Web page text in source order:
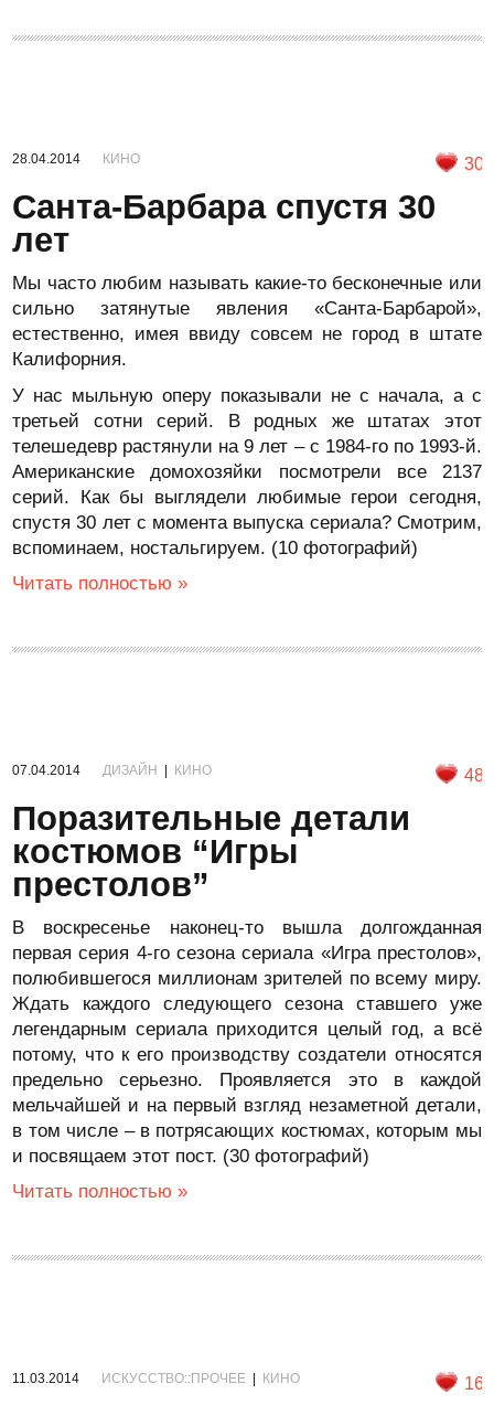
28.04.2014 КИНО 30
Санта-Барбара спустя 30
лет
Мы часто любим называть какие-то бесконечные или
сильно затянутые явления «Санта-Барбарой»,
естественно, имея ввиду совсем не город в штате
Калифорния.
У нас мыльную оперу показывали не с начала, а с
третьей сотни серий. В родных же штатах этот
телешедевр растянули на 9 лет – с 1984-го по 1993-й.
Американские домохозяйки посмотрели все 2137
серий. Как бы выглядели любимые герои сегодня,
спустя 30 лет с момента выпуска сериала? Смотрим,
вспоминаем, ностальгируем. (10 фотографий)
Читать полностью »
07.04.2014 ДИЗАЙН КИНО 48
Поразительные детали
костюмов “Игры
престолов”
В воскресенье наконец-то вышла долгожданная
первая серия 4-го сезона сериала «Игра престолов»,
полюбившегося миллионам зрителей по всему миру.
Ждать каждого следующего сезона ставшего уже
легендарным сериала приходится целый год, а всё
потому, что к его производству создатели относятся
предельно серьезно. Проявляется это в каждой
мельчайшей и на первый взгляд незаметной детали,
в том числе – в потрясающих костюмах, которым мы
и посвящаем этот пост. (30 фотографий)
Читать полностью »
11.03.2014 ИСКУССТВО::ПРОЧЕЕ КИНО 16